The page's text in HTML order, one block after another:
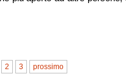
2 3 prossimo